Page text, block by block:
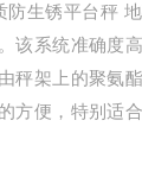
防生锈平台秤
该系统准确度
秤架上的聚氨
方便，特别适